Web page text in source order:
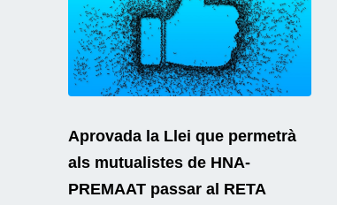
Aprovada la Llei que permetrà
als mutualistes de HNA-
PREMAAT passar al RETA